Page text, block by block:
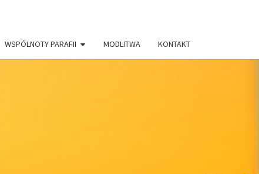
WSPÓLNOTY PARAFII MODLITWA KONTAKT